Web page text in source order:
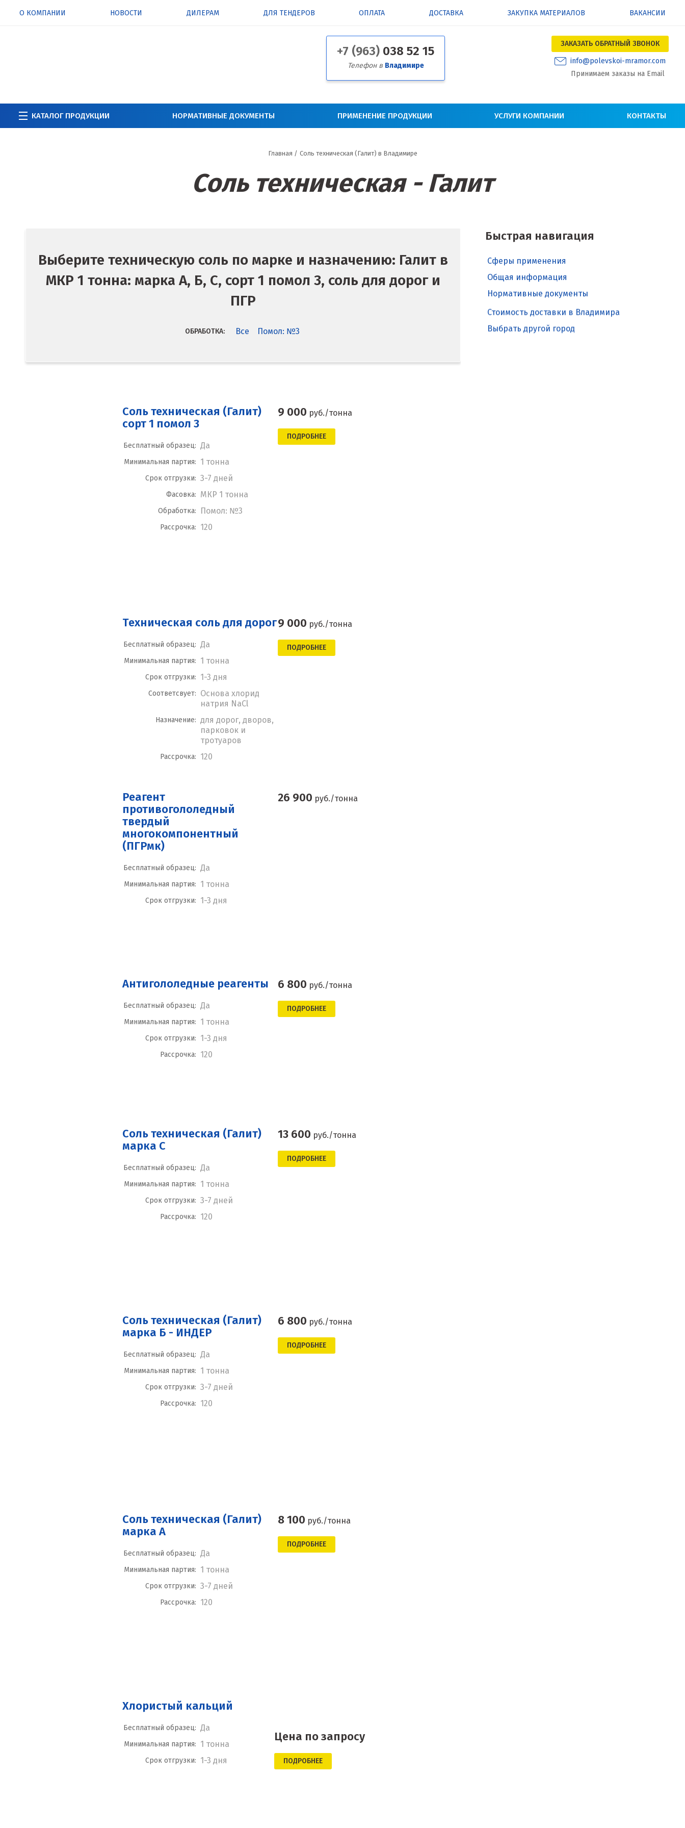
О КОМПАНИИ НОВОСТИ ДИЛЕРАМ ДЛЯ ТЕНДЕРОВ ОПЛАТА ДОСТАВКА ЗАКУПКА МАТЕРИАЛОВ ВАКАНСИИ
+7 (963) 038 52 15
Телефон в Владимире
ЗАКАЗАТЬ ОБРАТНЫЙ ЗВОНОК
info@polevskoi-mramor.com
Принимаем заказы на Email
КАТАЛОГ ПРОДУКЦИИ НОРМАТИВНЫЕ ДОКУМЕНТЫ ПРИМЕНЕНИЕ ПРОДУКЦИИ УСЛУГИ КОМПАНИИ КОНТАКТЫ
Главная / Соль техническая (Галит) в Владимире
Соль техническая - Галит
Быстрая навигация
Сферы применения
Общая информация
Нормативные документы
Стоимость доставки в Владимира
Выбрать другой город
Выберите техническую соль по марке и назначению: Галит в
МКР 1 тонна: марка А, Б, С, сорт 1 помол 3, соль для дорог и
ПГР
ОБРАБОТКА: Все Помол: №3
Соль техническая (Галит)
сорт 1 помол 3
Бесплатный образец: Да
Минимальная партия: 1 тонна
Срок отгрузки: 3-7 дней
Фасовка: МКР 1 тонна
Обработка: Помол: №3
Рассрочка: 120
9 000 руб./тонна
ПОДРОБНЕЕ
Техническая соль для дорог
Бесплатный образец: Да
Минимальная партия: 1 тонна
Срок отгрузки: 1-3 дня
Соответсвует: Основа хлорид
натрия NaCl
Назначение: для дорог, дворов,
парковок и
тротуаров
Рассрочка: 120
9 000 руб./тонна
ПОДРОБНЕЕ
Реагент
противогололедный
твердый
многокомпонентный
(ПГРмк)
Бесплатный образец: Да
Минимальная партия: 1 тонна
Срок отгрузки: 1-3 дня
26 900 руб./тонна
Антигололедные реагенты
Бесплатный образец: Да
Минимальная партия: 1 тонна
Срок отгрузки: 1-3 дня
Рассрочка: 120
6 800 руб./тонна
ПОДРОБНЕЕ
Соль техническая (Галит)
марка С
Бесплатный образец: Да
Минимальная партия: 1 тонна
Срок отгрузки: 3-7 дней
Рассрочка: 120
13 600 руб./тонна
ПОДРОБНЕЕ
Соль техническая (Галит)
марка Б - ИНДЕР
Бесплатный образец: Да
Минимальная партия: 1 тонна
Срок отгрузки: 3-7 дней
Рассрочка: 120
6 800 руб./тонна
ПОДРОБНЕЕ
Соль техническая (Галит)
марка А
Бесплатный образец: Да
Минимальная партия: 1 тонна
Срок отгрузки: 3-7 дней
Рассрочка: 120
8 100 руб./тонна
ПОДРОБНЕЕ
Хлористый кальций
Бесплатный образец: Да
Минимальная партия: 1 тонна
Срок отгрузки: 1-3 дня
Цена по запросу
ПОДРОБНЕЕ